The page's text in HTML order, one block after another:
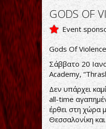
GODS OF
Event
Gods Of
Σάββατο 20
Academy,
Δεν υπάρχει
all-time
έρθει στη χώρα
Θεσσαλονίκη